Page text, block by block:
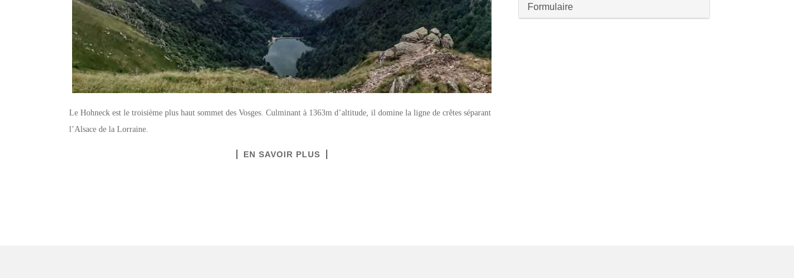
Le Hohneck est le troisième plus haut sommet des Vosges. Culminant à 1363m d’altitude, il domine la ligne de crêtes séparant
l’Alsace de la Lorraine.
EN SAVOIR PLUS
Formulaire